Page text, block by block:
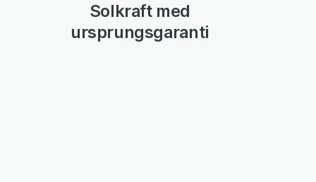
Solkraft med
ursprungsgaranti